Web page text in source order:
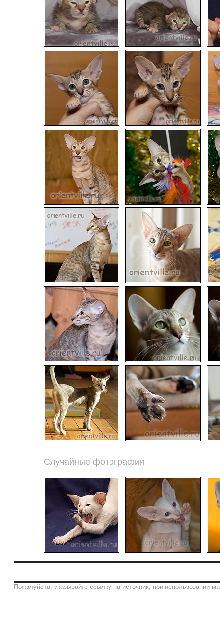
Случайные фотографии
Пожалуйста, указывайте ссылку на источник, при использовании